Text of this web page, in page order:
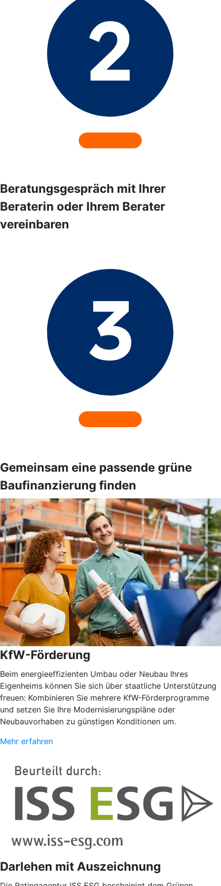
Beratungsgespräch mit Ihrer
Beraterin oder Ihrem Berater
vereinbaren
Gemeinsam eine passende grüne
Baufinanzierung finden
KfW-Förderung
Beim energieeffizienten Umbau oder Neubau Ihres
Eigenheims können Sie sich über staatliche Unterstützung
freuen: Kombinieren Sie mehrere KfW-Förderprogramme
und setzen Sie Ihre Modernisierungspläne oder
Neubauvorhaben zu günstigen Konditionen um.
Mehr erfahren
Darlehen mit Auszeichnung